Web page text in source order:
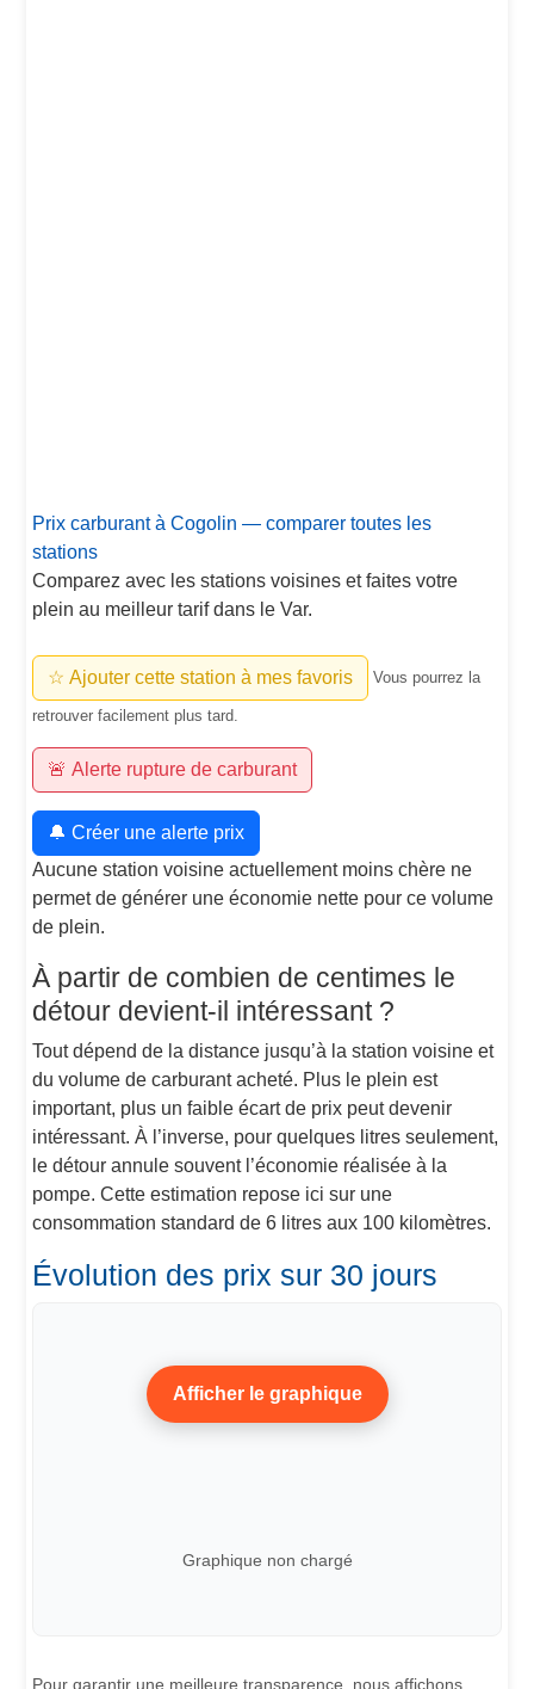
Prix carburant à Cogolin — comparer toutes les
stations
Comparez avec les stations voisines et faites votre
plein au meilleur tarif dans le Var.
☆ Ajouter cette station à mes favoris Vous pourrez la
retrouver facilement plus tard.
🚨 Alerte rupture de carburant
🔔 Créer une alerte prix
Aucune station voisine actuellement moins chère ne
permet de générer une économie nette pour ce volume
de plein.
À partir de combien de centimes le
détour devient-il intéressant ?
Tout dépend de la distance jusqu’à la station voisine et
du volume de carburant acheté. Plus le plein est
important, plus un faible écart de prix peut devenir
intéressant. À l’inverse, pour quelques litres seulement,
le détour annule souvent l’économie réalisée à la
pompe. Cette estimation repose ici sur une
consommation standard de 6 litres aux 100 kilomètres.
Évolution des prix sur 30 jours
Afficher le graphique
Graphique non chargé
Pour garantir une meilleure transparence, nous affichons